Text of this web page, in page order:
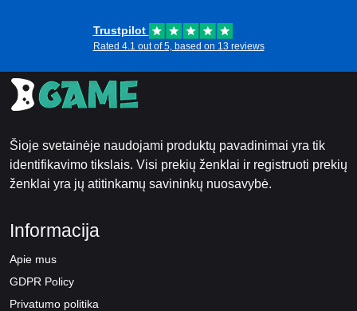
Trustpilot
Rated 4.1 out of 5, based on 13 reviews
Šioje svetainėje naudojami produktų pavadinimai yra tik
identifikavimo tikslais. Visi prekių ženklai ir registruoti prekių
ženklai yra jų atitinkamų savininkų nuosavybė.
Informacija
Apie mus
GDPR Policy
Privatumo politika